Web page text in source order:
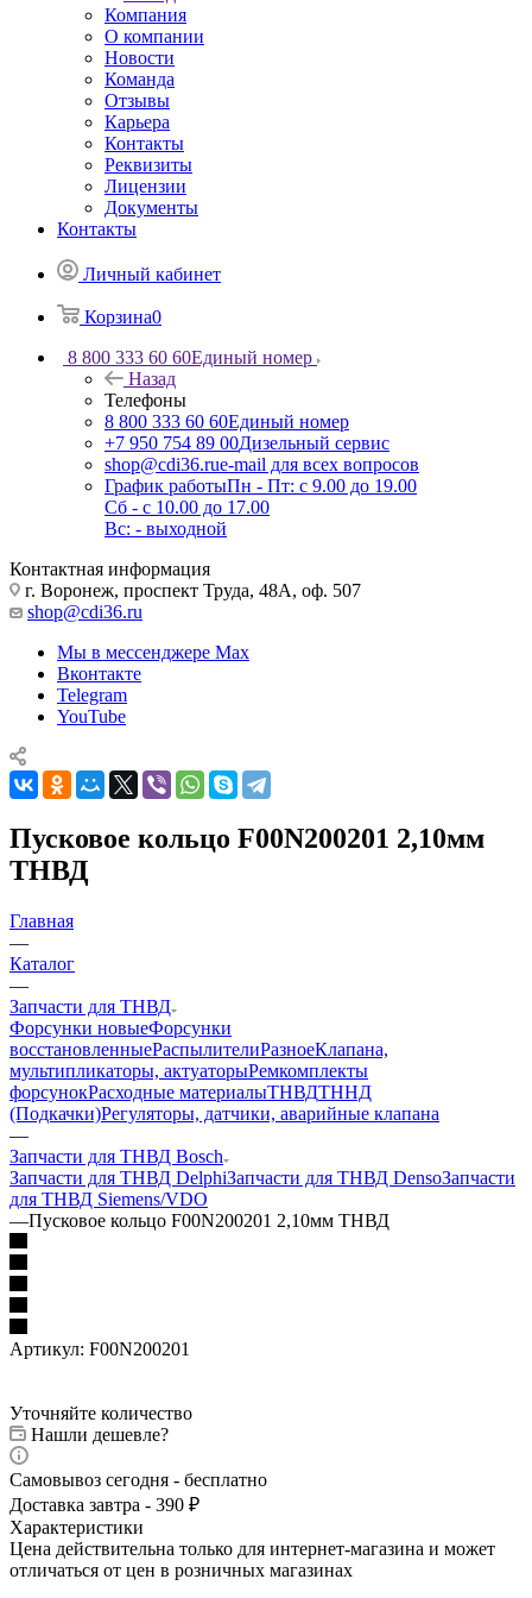
Компания
О компании
Новости
Команда
Отзывы
Карьера
Контакты
Реквизиты
Лицензии
Документы
Контакты
Личный кабинет
Корзина0
8 800 333 60 60Единый номер
Назад
Телефоны
8 800 333 60 60Единый номер
+7 950 754 89 00Дизельный сервис
shop@cdi36.rue-mail для всех вопросов
График работыПн - Пт: с 9.00 до 19.00
Сб - с 10.00 до 17.00
Вс: - выходной
Контактная информация
г. Воронеж, проспект Труда, 48А, оф. 507
shop@cdi36.ru
Мы в мессенджере Max
Вконтакте
Telegram
YouTube
Пусковое кольцо F00N200201 2,10мм
ТНВД
Главная
—
Каталог
—
Запчасти для ТНВД
Форсунки новыеФорсунки
восстановленныеРаспылителиРазноеКлапана,
мультипликаторы, актуаторыРемкомплекты
форсунокРасходные материалыТНВДТННД
(Подкачки)Регуляторы, датчики, аварийные клапана
—
Запчасти для ТНВД Bosch
Запчасти для ТНВД DelphiЗапчасти для ТНВД DensoЗапчасти
для ТНВД Siemens/VDO
—Пусковое кольцо F00N200201 2,10мм ТНВД
Артикул: F00N200201
Уточняйте количество
Нашли дешевле?
Самовывоз сегодня - бесплатно
Доставка завтра - 390 ₽
Характеристики
Цена действительна только для интернет-магазина и может
отличаться от цен в розничных магазинах